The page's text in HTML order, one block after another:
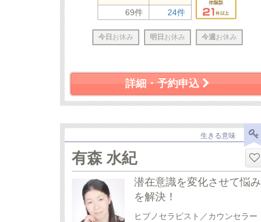
69件 24件
今日 お休み 明日 お休み 今週 お休み
詳細・予約申込
生きる意味
有森 水紀
潜在意識を変化させて悩み
を解決！
ヒプノセラピスト／カウンセラー